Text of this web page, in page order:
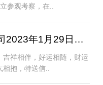
参观考察，在..
秋立公司2023年1月29日开工大吉
吉祥相伴，好运相随，财运
抱，特送信..